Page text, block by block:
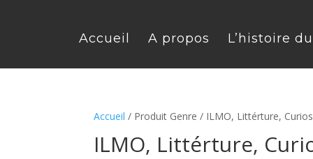
Accueil A propos L’histoire
Accueil / Produit Genre / ILMO, Littérture,
ILMO, Littérture,